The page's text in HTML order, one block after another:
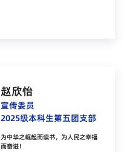
赵欣怡
宣传委员
2025级本科生第五团支部
为中华之崛起而读书，为人民之幸福
而奋进！